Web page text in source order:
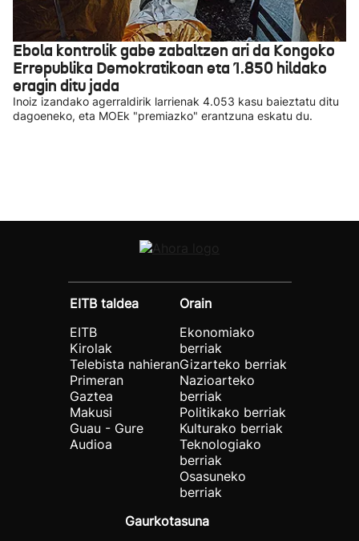
Ebola kontrolik gabe zabaltzen ari da Kongoko
Errepublika Demokratikoan eta 1.850 hildako
eragin ditu jada
Inoiz izandako agerraldirik larrienak 4.053 kasu baieztatu ditu
dagoeneko, eta MOEk "premiazko" erantzuna eskatu du.
EITB taldea
EITB
Kirolak
Telebista nahieran
Primeran
Gaztea
Makusi
Guau - Gure
Audioa
Orain
Ekonomiako
berriak
Gizarteko berriak
Nazioarteko
berriak
Politikako berriak
Kulturako berriak
Teknologiako
berriak
Osasuneko
berriak
Gaurkotasuna